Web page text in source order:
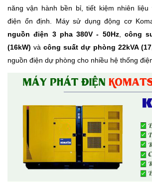
năng vận hành bền bỉ, tiết kiệm nhiên liệu
điện ổn định. Máy sử dụng động cơ
nguồn điện 3 pha 380V - 50Hz, công
(16kW) vàcông suất dự phòng 22kVA
nguồn điện dự phòng cho nhiều hệ thống